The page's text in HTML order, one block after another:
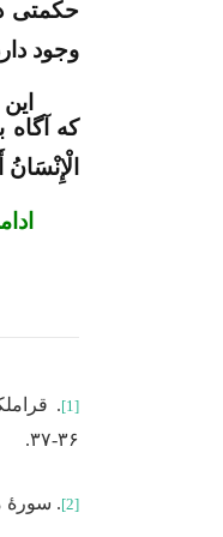
حکمتی
وجود
که آگاه
[1]
۳۶-۳۷.
[2]. سورۀ